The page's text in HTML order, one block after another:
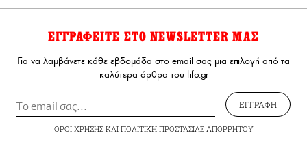
ΕΓΓΡΑΦΕΙΤΕ ΣΤΟ NEWSLETTER ΜΑΣ
Για να λαμβάνετε κάθε εβδομάδα στο email σας μια επιλογή από τα
καλύτερα άρθρα του lifo.gr
ΕΓΓΡΑΦΗ
ΟΡΟΙ ΧΡΗΣΗΣΚΑΙ ΠΟΛΙΤΙΚΗ ΠΡΟΣΤΑΣΙΑΣ ΑΠΟΡΡΗΤΟΥ